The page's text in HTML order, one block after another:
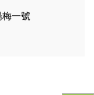
梅一號